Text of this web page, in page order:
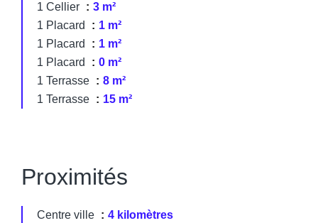
1 Cellier
3 m²
1 Placard
1 m²
1 Placard
1 m²
1 Placard
0 m²
1 Terrasse
8 m²
1 Terrasse
15 m²
Proximités
Centre ville
4 kilomètres